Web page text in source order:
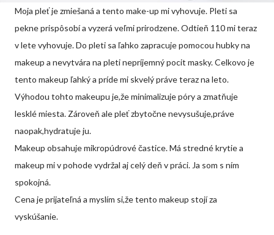
Moja pleť je zmiešaná a tento make-up mi vyhovuje. Pleti sa
pekne prispôsobí a vyzerá veľmi prirodzene. Odtieň 110 mi teraz
v lete vyhovuje. Do pleti sa ľahko zapracuje pomocou hubky na
makeup a nevytvára na pleti nepríjemný pocit masky. Celkovo je
tento makeup ľahký a príde mi skvelý práve teraz na leto.
Výhodou tohto makeupu je,že minimalizuje póry a zmatňuje
lesklé miesta. Zároveň ale pleť zbytočne nevysušuje,práve
naopak,hydratuje ju.
Makeup obsahuje mikropúdrové častice. Má stredné krytie a
makeup mi v pohode vydržal aj celý deň v práci. Ja som s ním
spokojná.
Cena je prijateľná a myslím si,že tento makeup stojí za
vyskúšanie.